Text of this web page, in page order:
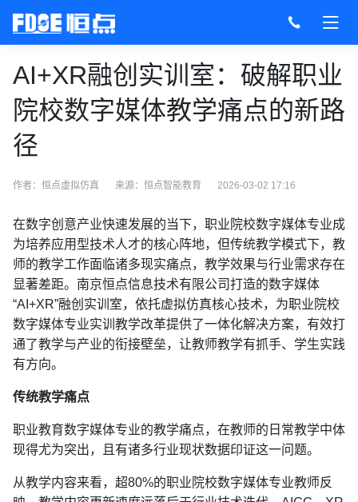
AI+XR融创实训室：破解职业
院校数字媒体教学痛点的新路
径
作者：恒点虚拟仿真 来源： 恒点智能教育 2026-03-02 17:16
在数字创意产业快速发展的当下，职业院校数字媒体专业成
为培养应用型技术人才的核心阵地，但传统教学模式下，教
师的教学工作面临诸多现实痛点，教学效果与行业需求存在
显著差距。南京恒点信息技术有限公司打造的数字媒体
“AI+XR”融创实训室，依托虚拟仿真核心技术，为职业院校
数字媒体专业实训教学改革提供了一体化解决方案，有效打
通了教学与产业的衔接壁垒，让教师教学有抓手、学生实践
有方向。
传统教学痛点
职业教育数字媒体专业的教学痛点，在教师的日常教学中体
现得尤为突出，且有诸多行业现状数据印证这一问题。
从教学内容来看，超80%的职业院校数字媒体专业教师反